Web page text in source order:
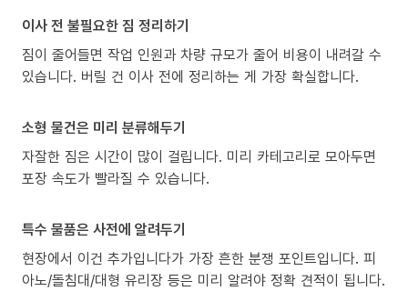
이사 전 불필요한 짐 정리하기
짐이 줄어들면 작업 인원과 차량 규모가 줄어 비용이 내려갈 수
있습니다. 버릴 건 이사 전에 정리하는 게 가장 확실합니다.
소형 물건은 미리 분류해두기
자잘한 짐은 시간이 많이 걸립니다. 미리 카테고리로 모아두면
포장 속도가 빨라질 수 있습니다.
특수 물품은 사전에 알려두기
현장에서 이건 추가입니다가 가장 흔한 분쟁 포인트입니다. 피
아노/돌침대/대형 유리장 등은 미리 알려야 정확 견적이 됩니다.